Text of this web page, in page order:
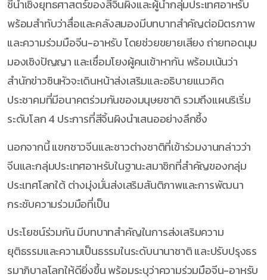
ชี้นำเชิงยุทธศาสตร์ของสีจิ้นผิงและผู้นำกลุ่มประเทศอาหรับ
พร้อมสำทับว่าสื่อและคลังสมองมีบทบาทสำคัญต่อมิตรภาพ
และความร่วมมือจีน-อาหรับ โดยช่วยขยายเสียง ถ่ายทอดมุม
มองเชิงปัญญา และเชื่อมโยงผู้คนเข้าหากัน พร้อมเน้นว่า
สำนักข่าวซินหัวจะเดินหน้าส่งเสริมและอธิบายแนวคิด
ประชาคมที่มีอนาคตร่วมกันของมนุษยชาติ รวมถึงแผนริเริ่ม
ระดับโลก 4 ประการที่สีจิ้นผิงนำเสนออย่างลึกซึ้ง
นอกจากนี้ แขกชาวจีนและชาวต่างชาติที่เข้าร่วมงานกล่าวว่า
จีนและกลุ่มประเทศอาหรับในฐานะสมาชิกที่สำคัญของกลุ่ม
ประเทศโลกใต้ ต่างมุ่งมั่นส่งเสริมสันติภาพและการพัฒนา
กระชับความร่วมมือที่เป็น
ประโยชน์ร่วมกัน มีบทบาทสำคัญในการส่งเสริมความ
ยุติธรรมและความเป็นธรรมในระดับนานาชาติ และปรับปรุงธร
รมาภิบาลโลกให้ดียิ่งขึ้น พร้อมระบุว่าความร่วมมือจีน-อาหรับ